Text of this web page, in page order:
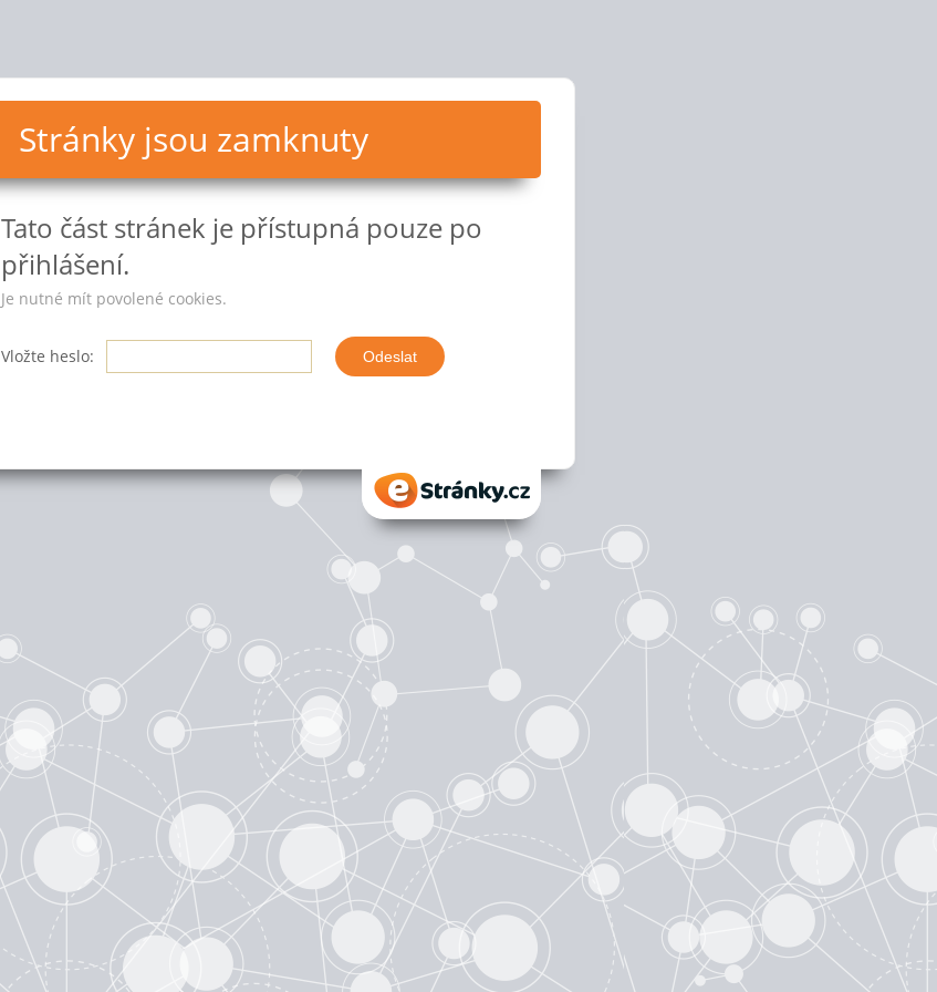
Stránky jsou zamknuty
Tato část stránek je přístupná pouze po
přihlášení.
Je nutné mít povolené cookies.
Vložte heslo:
eStranky.cz